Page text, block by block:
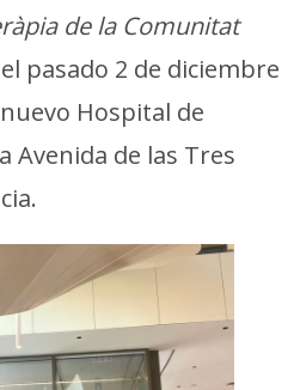
de la Comunitat
pasado 2 de diciembre
Hospital de
Avenida de las Tres